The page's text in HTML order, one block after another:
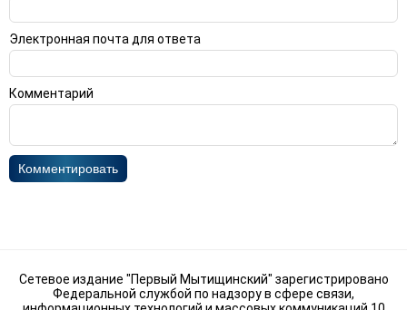
Электронная почта для ответа
Комментарий
Комментировать
Сетевое издание "Первый Мытищинский" зарегистрировано
Федеральной службой по надзору в сфере связи,